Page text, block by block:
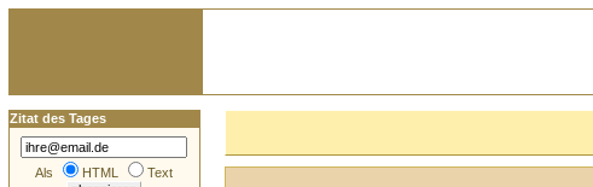
Zitat des Tages
Als HTML Text